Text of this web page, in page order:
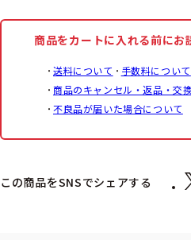
商品をカートに入れる前にお
送料について 手数料について
商品のキャンセル・返品・交
不良品が届いた場合について
この商品をSNSでシェアする